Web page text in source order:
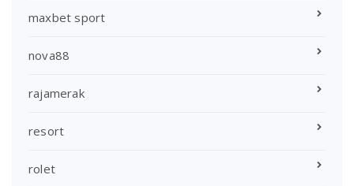
maxbet sport
nova88
rajamerak
resort
rolet